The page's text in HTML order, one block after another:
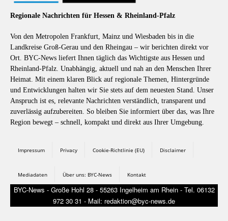
Regionale Nachrichten für Hessen & Rheinland-Pfalz
Von den Metropolen Frankfurt, Mainz und Wiesbaden bis in die
Landkreise Groß-Gerau und den Rheingau – wir berichten direkt vor
Ort. BYC-News liefert Ihnen täglich das Wichtigste aus Hessen und
Rheinland-Pfalz. Unabhängig, aktuell und nah an den Menschen Ihrer
Heimat. Mit einem klaren Blick auf regionale Themen, Hintergründe
und Entwicklungen halten wir Sie stets auf dem neuesten Stand. Unser
Anspruch ist es, relevante Nachrichten verständlich, transparent und
zuverlässig aufzubereiten. So bleiben Sie informiert über das, was Ihre
Region bewegt – schnell, kompakt und direkt aus Ihrer Umgebung.
Impressum Privacy Cookie-Richtlinie (EU) Disclaimer
Mediadaten Über uns: BYC-News Kontakt
BYC-News - Große Hohl 28 - 55263 Ingelheim am Rhein - Tel. 06132
972 30 31 - Mail: redaktion@byc-news.de